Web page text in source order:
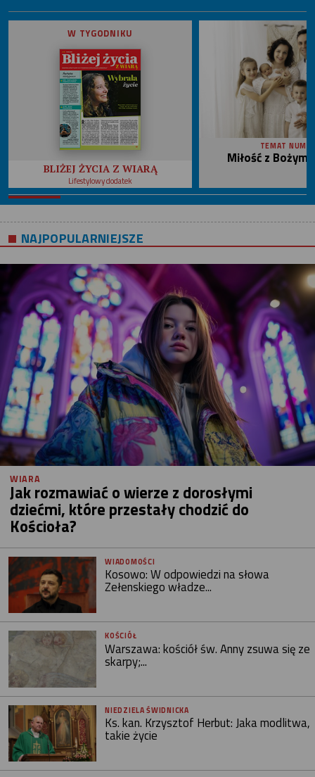
W TYGODNIKU
BLIŻEJ ŻYCIA Z WIARĄ
Lifestylowy dodatek
TEMAT
Miłość z
NAJPOPULARNIEJSZE
WIARA
Jak rozmawiać o wierze z dorosłymi
dziećmi, które przestały chodzić do
Kościoła?
WIADOMOŚCI
Kosowo: W odpowiedzi na słowa
Zełenskiego władze...
KOŚCIÓŁ
Warszawa: kościół św. Anny zsuwa się ze
skarpy;...
NIEDZIELA ŚWIDNICKA
Ks. kan. Krzysztof Herbut: Jaka modlitwa,
takie życie